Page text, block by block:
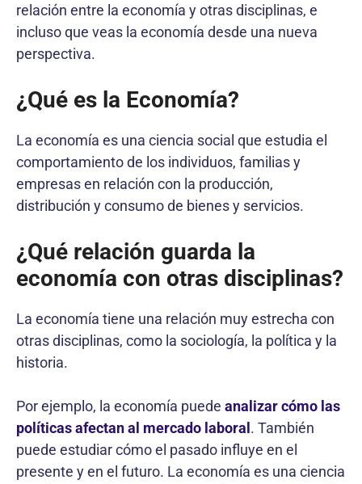
relación entre la economía y otras disciplinas, e
incluso que veas la economía desde una nueva
perspectiva.
¿Qué es la Economía?
La economía es una ciencia social que estudia el
comportamiento de los individuos, familias y
empresas en relación con la producción,
distribución y consumo de bienes y servicios.
¿Qué relación guarda la
economía con otras disciplinas?
La economía tiene una relación muy estrecha con
otras disciplinas, como la sociología, la política y la
historia.
Por ejemplo, la economía puede analizar cómo las
políticas afectan al mercado laboral . También
puede estudiar cómo el pasado influye en el
presente y en el futuro. La economía es una ciencia